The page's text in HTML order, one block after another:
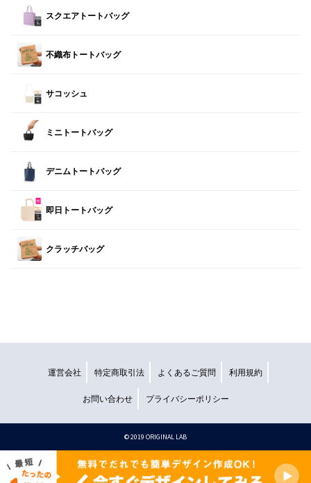
スクエアトートバッグ
不織布トートバッグ
サコッシュ
ミニトートバッグ
デニムトートバッグ
即日トートバッグ
クラッチバッグ
運営会社 特定商取引法 よくあるご質問 利用規約
お問い合わせ プライバシーポリシー
©︎ 2019 ORIGINAL LAB